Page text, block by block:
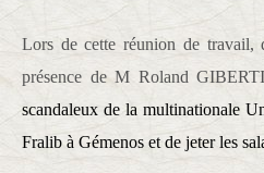
Lors de cette réunion de travail,
présence de M Roland GIBERTI
scandaleux de la multinationale
Fralib à Gémenos et de jeter les